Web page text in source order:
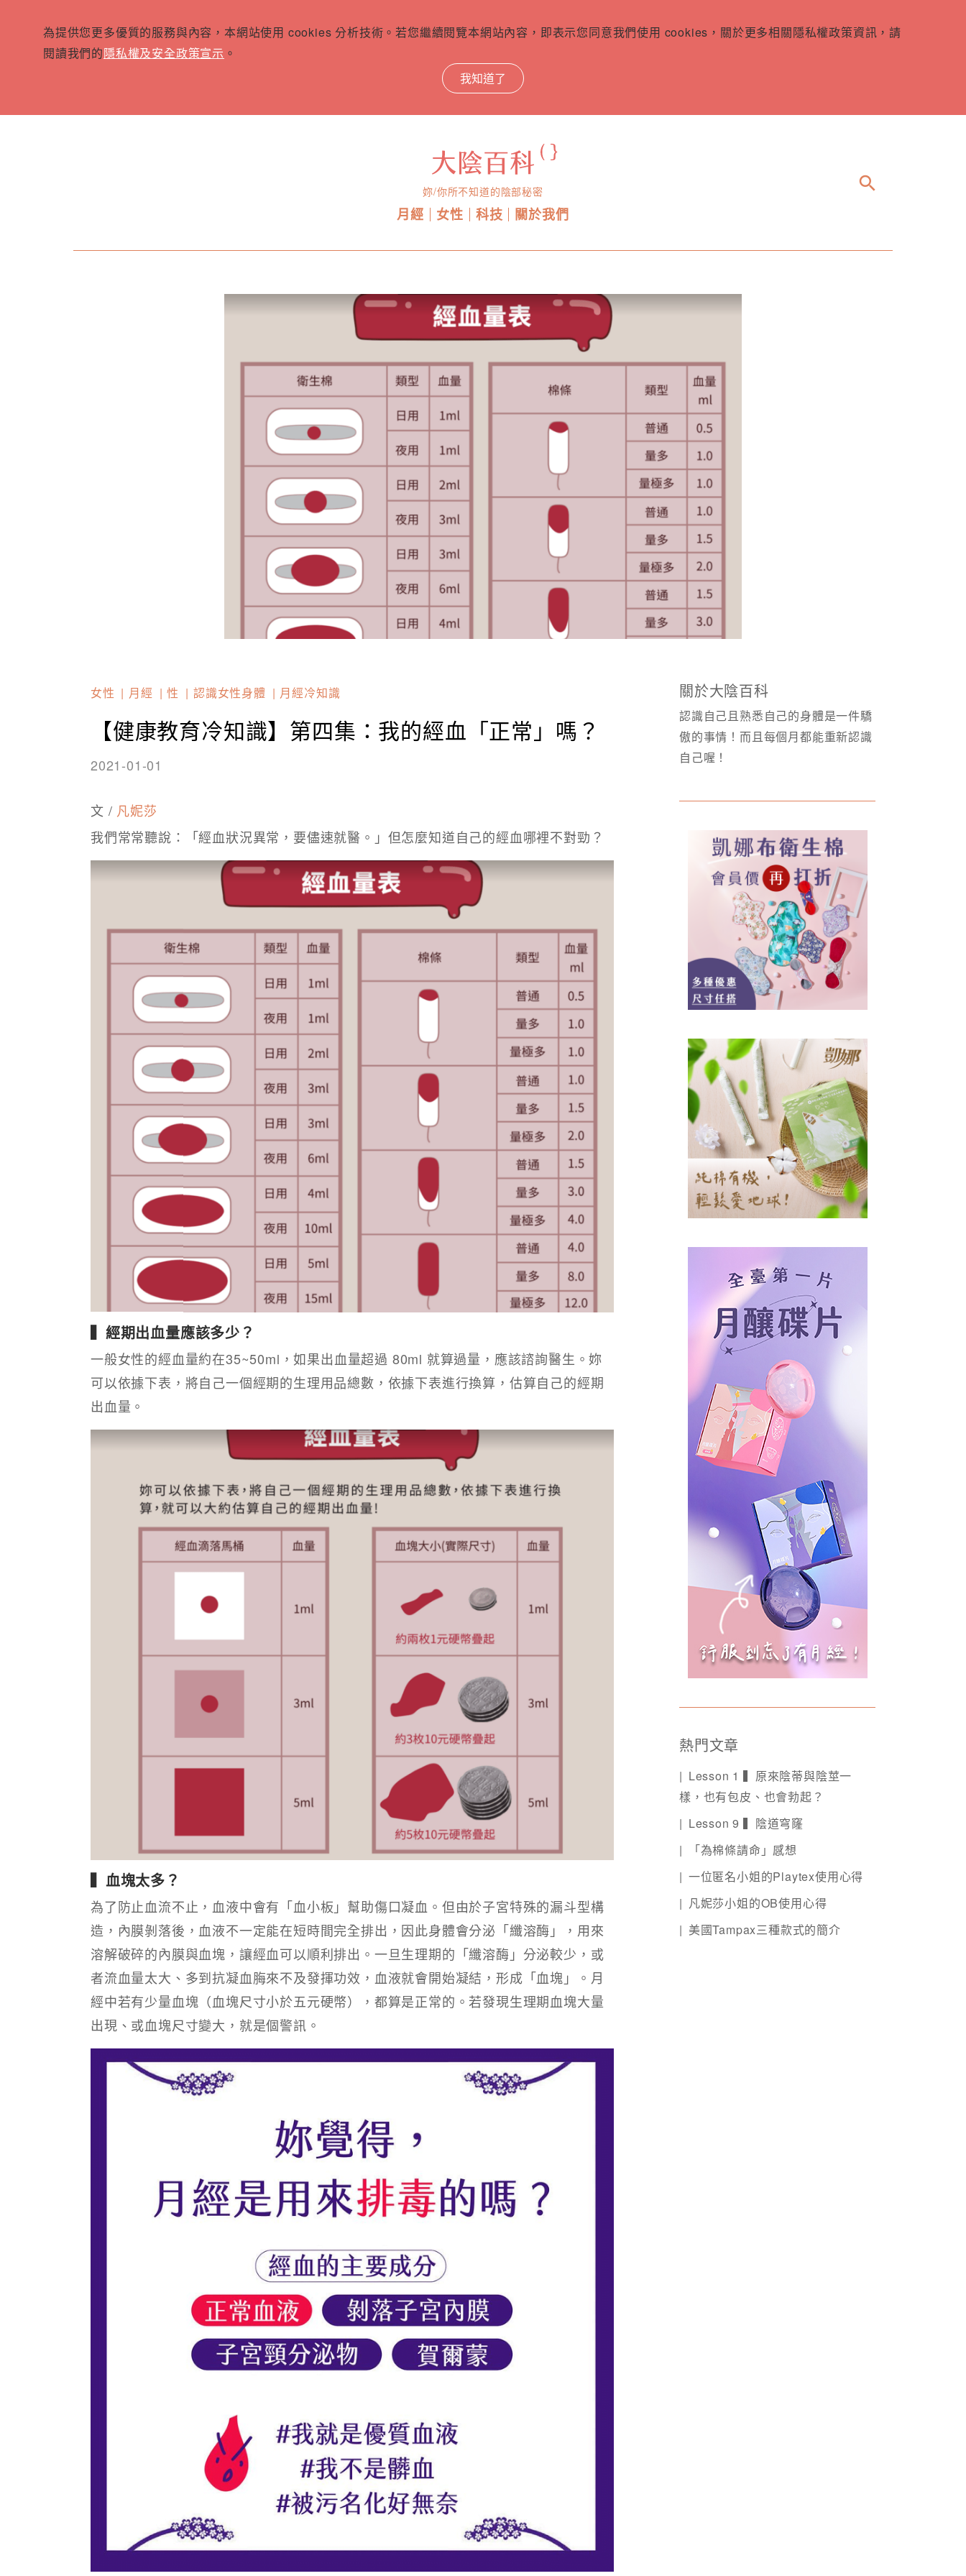
為提供您更多優質的服務與內容，本網站使用 cookies 分析技術。若您繼續閱覽本網站內容，即表示您同意我們使用 cookies，關於更多相關隱私權政策資訊，請
閱讀我們的隱私權及安全政策宣示 。
我知道了
妳/你所不知道的陰部秘密
月經 女性 科技 關於我們
search
女性 月經 性 認識女性身體 月經冷知識
【健康教育冷知識】第四集：我的經血「正常」嗎？
2021-01-01
文 / 凡妮莎
我們常常聽說：「經血狀況異常，要儘速就醫。」但怎麼知道自己的經血哪裡不對勁？
▍經期出血量應該多少？
一般女性的經血量約在35~50ml，如果出血量超過 80ml 就算過量，應該諮詢醫生。妳
可以依據下表，將自己一個經期的生理用品總數，依據下表進行換算，估算自己的經期
出血量。
▍血塊太多？
為了防止血流不止，血液中會有「血小板」幫助傷口凝血。但由於子宮特殊的漏斗型構
造，內膜剝落後，血液不一定能在短時間完全排出，因此身體會分泌「纖溶酶」，用來
溶解破碎的內膜與血塊，讓經血可以順利排出。一旦生理期的「纖溶酶」分泌較少，或
者流血量太大、多到抗凝血脢來不及發揮功效，血液就會開始凝結，形成「血塊」。月
經中若有少量血塊（血塊尺寸小於五元硬幣），都算是正常的。若發現生理期血塊大量
出現、或血塊尺寸變大，就是個警訊。
關於大陰百科
認識自己且熟悉自己的身體是一件驕
傲的事情！而且每個月都能重新認識
自己喔！
熱門文章
Lesson 1 ▍原來陰蒂與陰莖一
樣，也有包皮、也會勃起？
Lesson 9 ▍陰道穹窿
「為棉條請命」感想
一位匿名小姐的Playtex使用心得
凡妮莎小姐的OB使用心得
美國Tampax三種款式的簡介